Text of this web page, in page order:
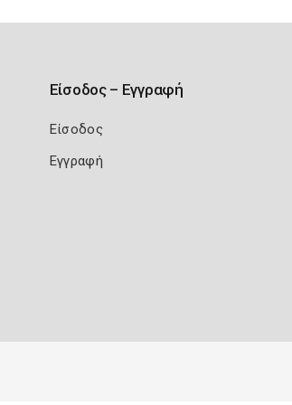
Είσοδος – Εγγραφή
Είσοδος
Εγγραφή